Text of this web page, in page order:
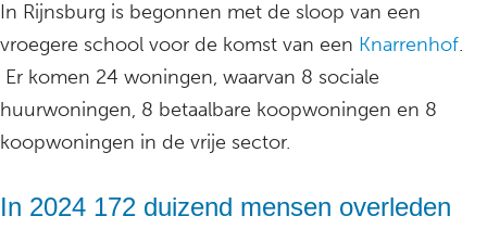
In Rijnsburg is begonnen met de sloop van een
vroegere school voor de komst van een Knarrenhof.
Er komen 24 woningen, waarvan 8 sociale
huurwoningen, 8 betaalbare koopwoningen en 8
koopwoningen in de vrije sector.
In 2024 172 duizend mensen overleden